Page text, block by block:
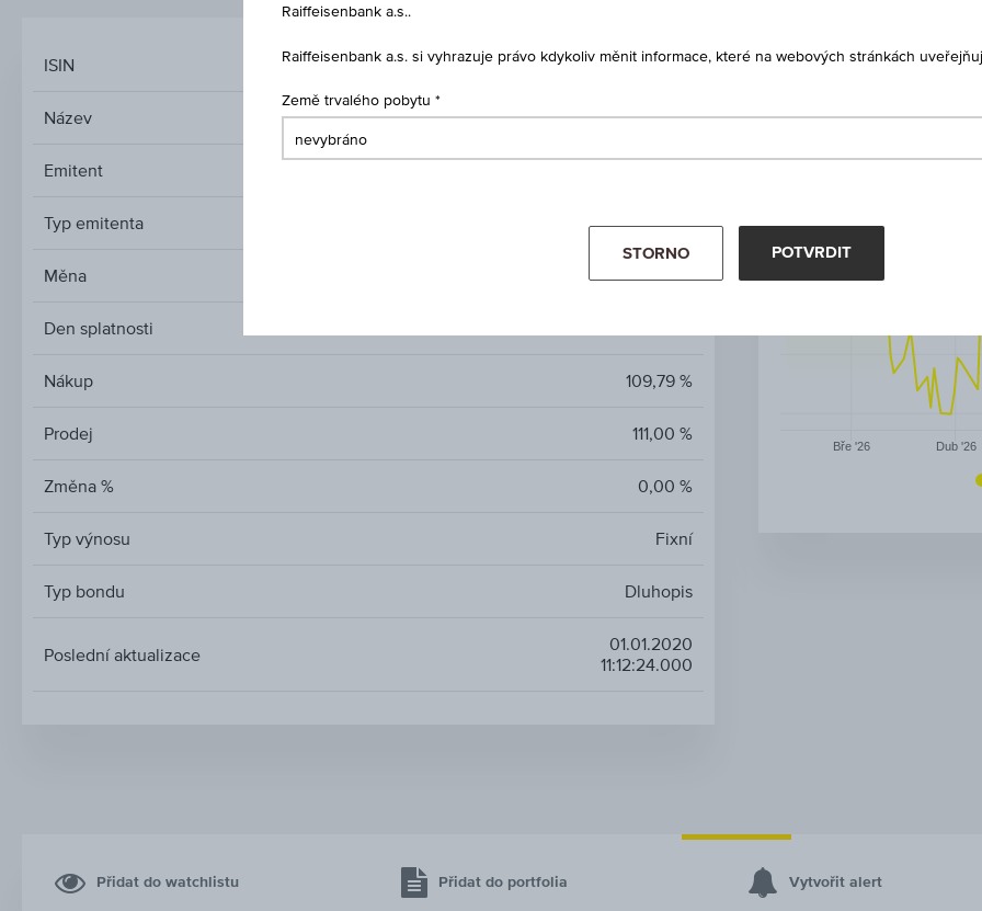
ISIN CZ0001005375
Název STÁTNÍ DLUHOPIS, 2,75%, 2018 - 2029
Emitent
Typ emitenta Státní
Měna CZK
Den splatnosti
Nákup 109,79 %
Prodej 111,00 %
Změna % 0,00 %
Typ výnosu Fixní
Typ bondu Dluhopis
Poslední aktualizace
01.01.2020
11:12:24.000
Bře '26 Dub '26
Přidat do watchlistu Přidat do portfolia Vytvořit alert
Raiffeisenbank a.s..
Raiffeisenbank a.s. si vyhrazuje právo kdykoliv měnit informace, které na webových stránkách
Země trvalého pobytu
STORNO POTVRDIT